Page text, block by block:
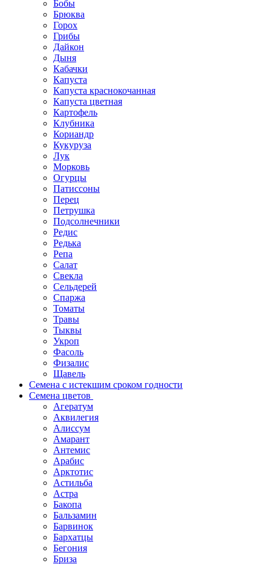
Бобы
Брюква
Горох
Грибы
Дайкон
Дыня
Кабачки
Капуста
Капуста краснокочанная
Капуста цветная
Картофель
Клубника
Кориандр
Кукуруза
Лук
Морковь
Огурцы
Патиссоны
Перец
Петрушка
Подсолнечники
Редис
Редька
Репа
Салат
Свекла
Сельдерей
Спаржа
Томаты
Травы
Тыквы
Укроп
Фасоль
Физалис
Щавель
Семена с истекшим сроком годности
Семена цветов
Агератум
Аквилегия
Алиссум
Амарант
Антемис
Арабис
Арктотис
Астильба
Астра
Бакопа
Бальзамин
Барвинок
Бархатцы
Бегония
Бриза